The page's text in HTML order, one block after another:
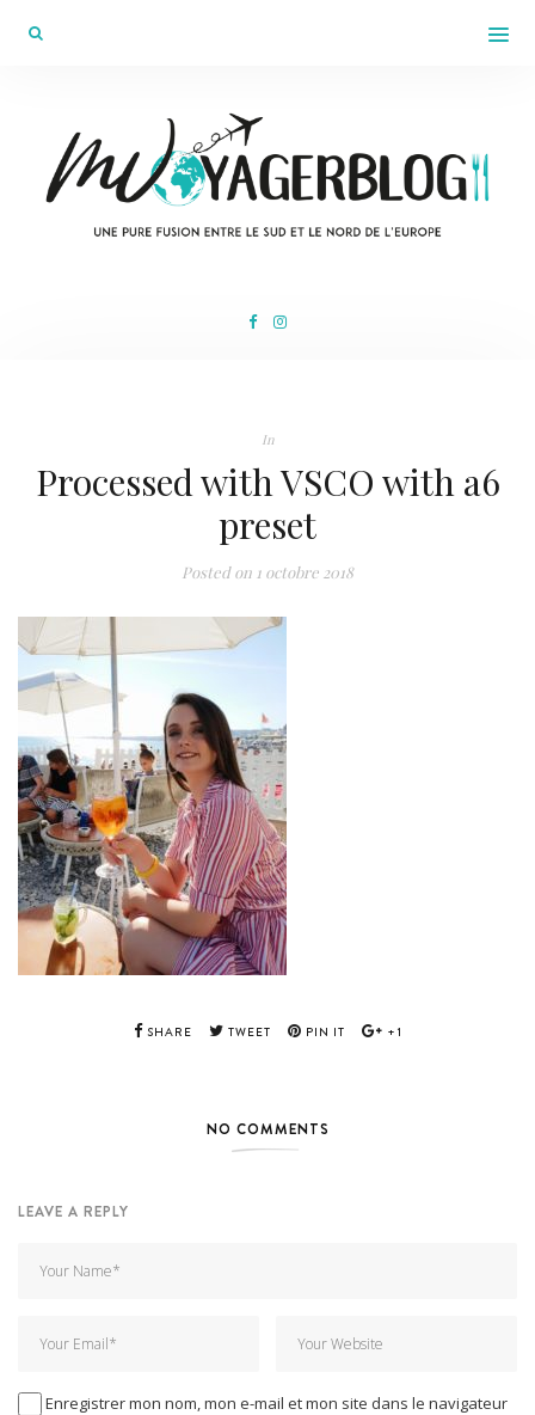
In
Processed with VSCO with a6
preset
Posted on 1 octobre 2018
SHARE TWEET PIN IT +1
NO COMMENTS
LEAVE A REPLY
Enregistrer mon nom, mon e-mail et mon site dans le navigateur